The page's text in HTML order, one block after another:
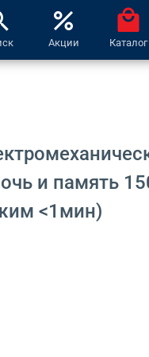
percent
Акции
local_mall
Каталог
и память
<1мин)